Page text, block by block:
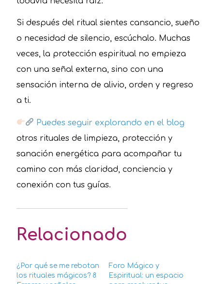
Si después del ritual sientes cansancio, sueño
o necesidad de silencio, escúchalo. Muchas
veces, la protección espiritual no empieza
con una señal externa, sino con una
sensación interna de alivio, orden y regreso
a ti.
Puedes seguir explorando en el blog
otros rituales de limpieza, protección y
sanación energética para acompañar tu
camino con más claridad, conciencia y
conexión con tus guías.
Relacionado
¿Por qué se me rebotan
los rituales mágicos? 8
Foro Mágico y
Espiritual: un espacio